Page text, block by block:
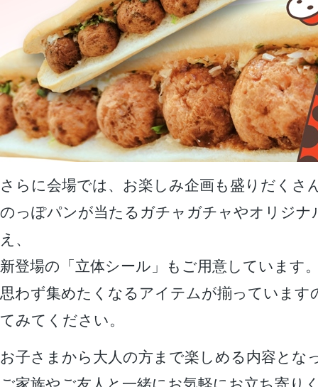
さらに会場では、お楽しみ企画も盛りだくさ
のっぽパンが当たるガチャガチャやオリジナ
え、
新登場の「立体シール」もご用意しています
思わず集めたくなるアイテムが揃っています
てみてください。
お子さまから大人の方まで楽しめる内容とな